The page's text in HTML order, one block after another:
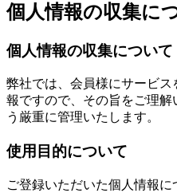
個人情報の収集に
個人情報の収集について
弊社では、会員様にサービ
報ですので、その旨をご理
う厳重に管理いたします。
使用目的について
ご登録いただいた個人情報